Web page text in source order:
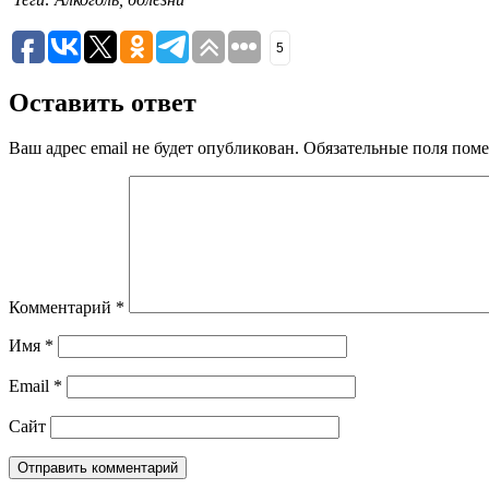
5
Оставить ответ
Ваш адрес email не будет опубликован. Обязательные поля
Комментарий *
Имя *
Email *
Сайт